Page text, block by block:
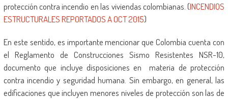
protección contra incendio en las viviendas colombianas. (INCENDIOS
ESTRUCTURALES REPORTADOS A OCT 2015)
En este sentido, es importante mencionar que Colombia cuenta con
el Reglamento de Construcciones Sismo Resistentes NSR-10,
documento que incluye disposiciones en materia de protección
contra incendio y seguridad humana. Sin embargo, en general, las
edificaciones que incluyen menores niveles de protección son las de